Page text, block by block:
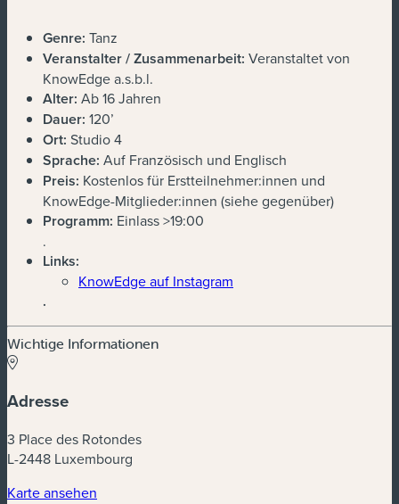
Genre: Tanz
Veranstalter / Zusammenarbeit: Veranstaltet von
KnowEdge a.s.b.l.
Alter: Ab 16 Jahren
Dauer: 120’
Ort: Studio 4
Sprache: Auf Französisch und Englisch
Preis: Kostenlos für Erstteilnehmer:innen und
KnowEdge-Mitglieder:innen (siehe gegenüber)
Programm: Einlass >19:00
.
Links:
KnowEdge auf Instagram
.
Wichtige Informationen
Adresse
3 Place des Rotondes
L-2448 Luxembourg
Karte ansehen